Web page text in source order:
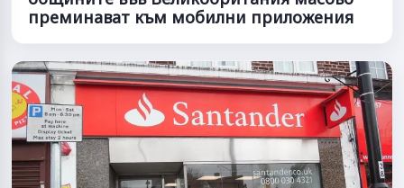
преминават към мобилни приложения